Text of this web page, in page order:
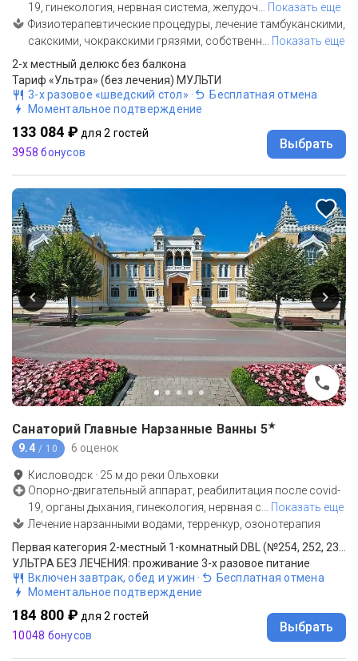
19, гинекология, нервная система, желудоч
Показать еще
Физиотерапевтические процедуры, лечение тамбуканскими,
сакскими, чокракскими грязями, собственн
Показать еще
2-x местный делюкс без балкона
Тариф «Ультра» (без лечения) МУЛЬТИ
3-х разовое «шведский стол» ·
Бесплатная отмена
Моментальное подтверждение
133 084 ₽ для 2 гостей
3958 бонусов
Выбрать
Санаторий Главные Нарзанные Ванны 5★
9.4 / 10 6 оценок
Кисловодск · 25 м до реки Ольховки
Опорно-двигательный аппарат, реабилитация после covid-
19, органы дыхания, гинекология, нервная с
Показать еще
Лечение нарзанными водами, терренкур, озонотерапия
УЛЬТРА БЕЗ ЛЕЧЕНИЯ: проживание 3-х разовое питание
Включен завтрак, обед и ужин ·
Бесплатная отмена
Моментальное подтверждение
184 800 ₽ для 2 гостей
10048 бонусов
Выбрать